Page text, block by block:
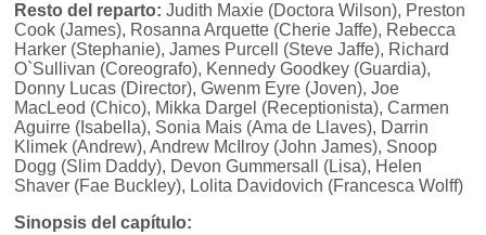
Resto del reparto: Judith Maxie (Doctora Wilson), Preston
Cook (James), Rosanna Arquette (Cherie Jaffe), Rebecca
Harker (Stephanie), James Purcell (Steve Jaffe), Richard
O`Sullivan (Coreografo), Kennedy Goodkey (Guardia),
Donny Lucas (Director), Gwenm Eyre (Joven), Joe
MacLeod (Chico), Mikka Dargel (Receptionista), Carmen
Aguirre (Isabella), Sonia Mais (Ama de Llaves), Darrin
Klimek (Andrew), Andrew McIlroy (John James), Snoop
Dogg (Slim Daddy), Devon Gummersall (Lisa), Helen
Shaver (Fae Buckley), Lolita Davidovich (Francesca Wolff)
Sinopsis del capítulo: